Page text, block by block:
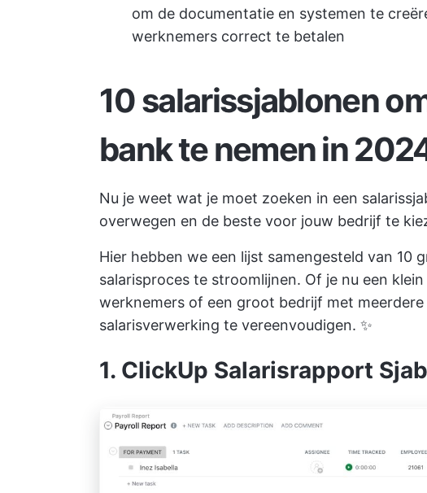
om de documentatie en systemen te
werknemers correct te betalen
10 salarissjablonen
bank te nemen in
Nu je weet wat je moet zoeken in een
overwegen en de beste voor jouw bedrijf te
Hier hebben we een lijst samengesteld van 10
salarisproces te stroomlijnen. Of je nu een
werknemers of een groot bedrijf met
salarisverwerking te vereenvoudigen. ✨
1. ClickUp Salarisrapport